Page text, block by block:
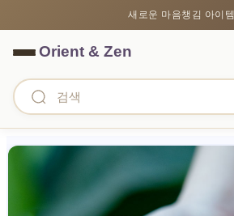
새로운 마음챙김 아이템